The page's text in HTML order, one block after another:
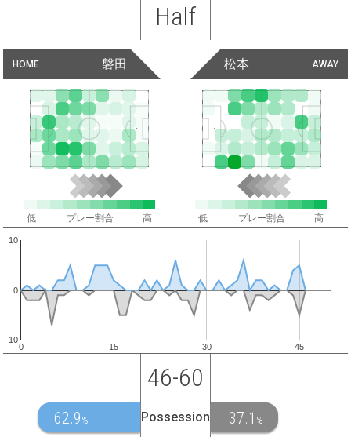
Half
HOME 磐田 AWAY
松本
低 プレー割合 高 低 プレー割合 高
0 15 30 45
-10
0
10
46-60
62.9 % Possession 37.1 %